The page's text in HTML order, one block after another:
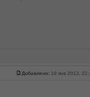
Добавлено:19 янв 2013,